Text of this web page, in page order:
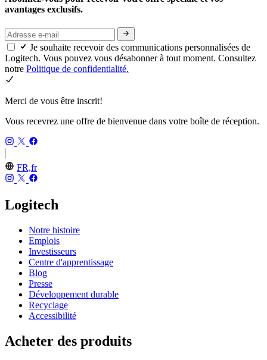
avantages exclusifs.
Je souhaite recevoir des communications personnalisées de
Logitech. Vous pouvez vous désabonner à tout moment. Consultez
notre Politique de confidentialité.
Merci de vous être inscrit!
Vous recevrez une offre de bienvenue dans votre boîte de réception.
FR,fr
Logitech
Notre histoire
Emplois
Investisseurs
Centre d'apprentissage
Blog
Presse
Développement durable
Recyclage
Accessibilité
Acheter des produits